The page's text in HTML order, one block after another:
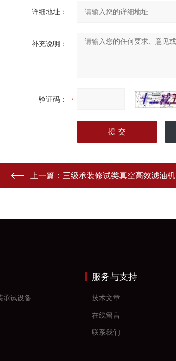
详细地址：
补充说明：
验证码：
上一篇： 三级承装修试类真空高效滤油机
承试设备
服务与支持
技术文章
在线留言
联系我们